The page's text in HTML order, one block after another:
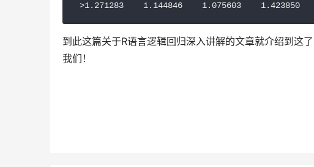
>1.271283    1.144846    1.075603    1.423850
到此这篇关于R语言逻辑回归深入讲解的文章就介绍到这
我们！